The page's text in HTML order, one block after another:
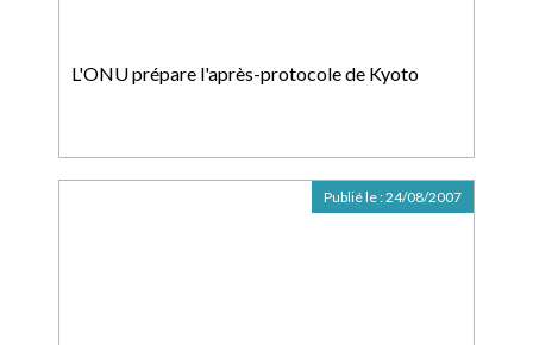
L'ONU prépare l'après-protocole de Kyoto
Publié le :24/08/2007